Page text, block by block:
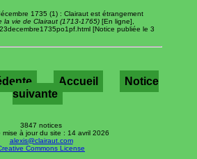
1735 (1) : Clairaut est étrangement
la vie de Clairaut (1713-1765) [En ligne],
[Notice publiée le 3
Accueil
Notice
suivante
3847 notices
mise à jour du site : 14 avril 2026
alexis@clairaut.com
Commons License